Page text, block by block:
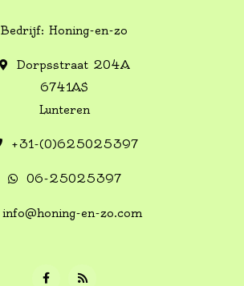
Bedrijf: Honing-en-zo
Dorpsstraat 204A
6741AS
Lunteren
+31-(0)625025397
06-25025397
info@honing-en-zo.com